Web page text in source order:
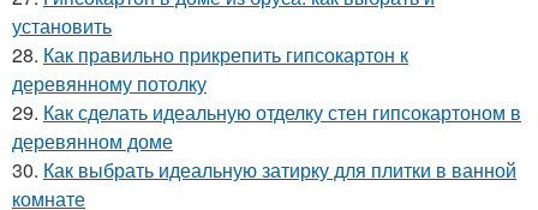
установить
28. Как правильно прикрепить гипсокартон к
деревянному потолку
29. Как сделать идеальную отделку стен гипсокартоном в
деревянном доме
30. Как выбрать идеальную затирку для плитки в ванной
комнате